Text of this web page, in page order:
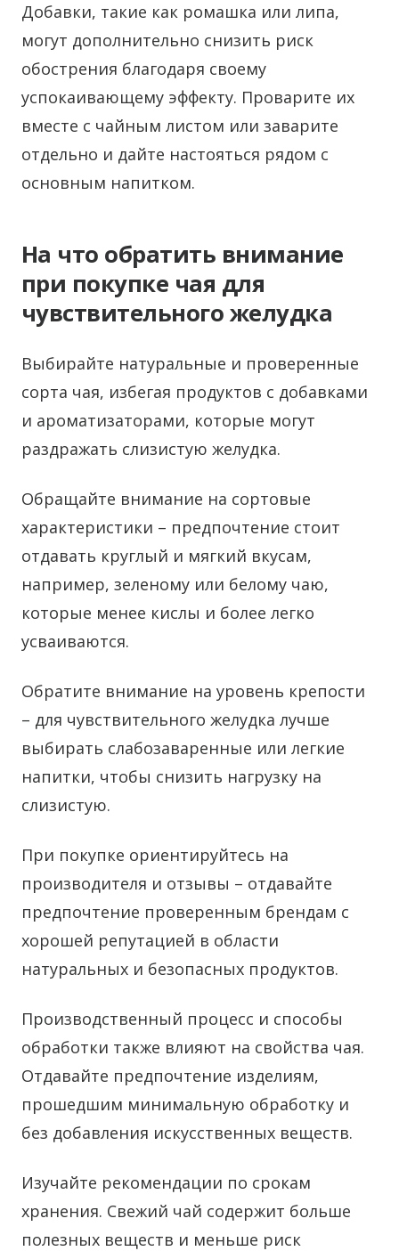
Добавки, такие как ромашка или липа,
могут дополнительно снизить риск
обострения благодаря своему
успокаивающему эффекту. Проварите их
вместе с чайным листом или заварите
отдельно и дайте настояться рядом с
основным напитком.
На что обратить внимание
при покупке чая для
чувствительного желудка
Выбирайте натуральные и проверенные
сорта чая, избегая продуктов с добавками
и ароматизаторами, которые могут
раздражать слизистую желудка.
Обращайте внимание на сортовые
характеристики – предпочтение стоит
отдавать круглый и мягкий вкусам,
например, зеленому или белому чаю,
которые менее кислы и более легко
усваиваются.
Обратите внимание на уровень крепости
– для чувствительного желудка лучше
выбирать слабозаваренные или легкие
напитки, чтобы снизить нагрузку на
слизистую.
При покупке ориентируйтесь на
производителя и отзывы – отдавайте
предпочтение проверенным брендам с
хорошей репутацией в области
натуральных и безопасных продуктов.
Производственный процесс и способы
обработки также влияют на свойства чая.
Отдавайте предпочтение изделиям,
прошедшим минимальную обработку и
без добавления искусственных веществ.
Изучайте рекомендации по срокам
хранения. Свежий чай содержит больше
полезных веществ и меньше риск